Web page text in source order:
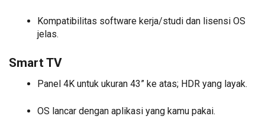
Kompatibilitas software kerja/studi dan lisensi OS
jelas.
Smart TV
Panel 4K untuk ukuran 43” ke atas; HDR yang layak.
OS lancar dengan aplikasi yang kamu pakai.